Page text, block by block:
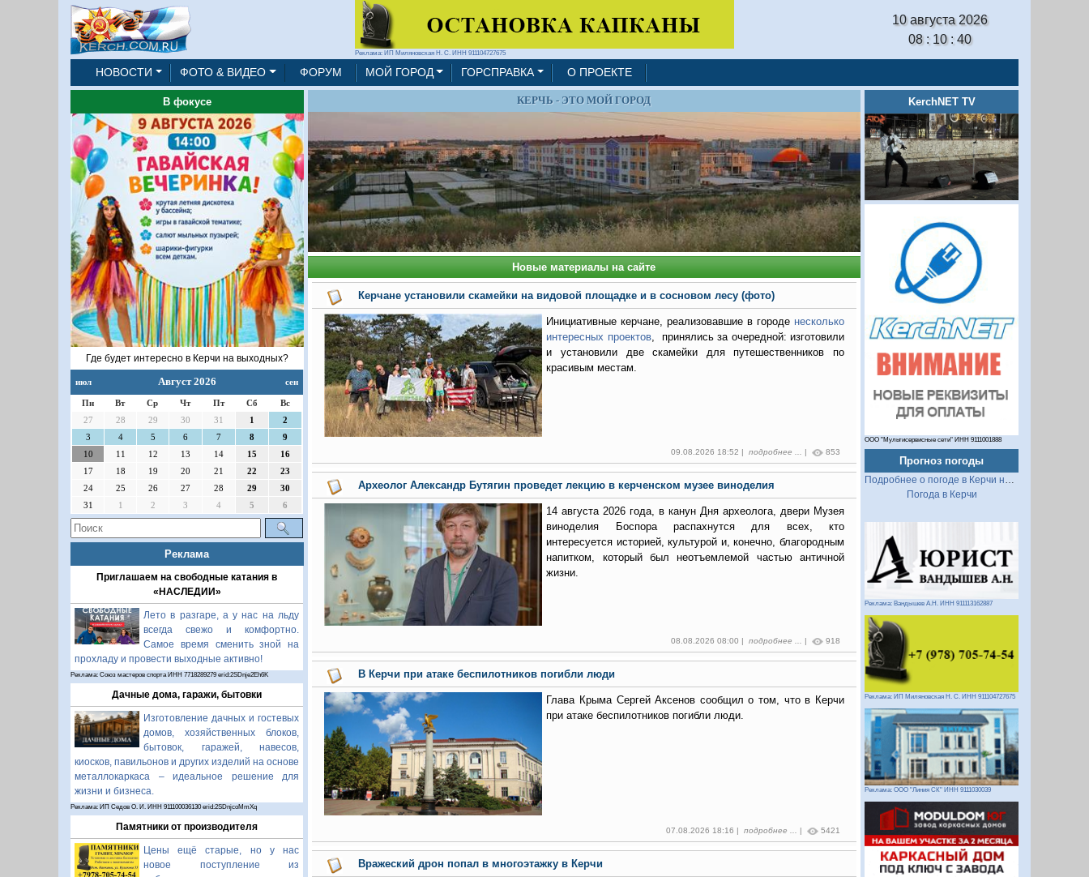
Реклама: ИП Миляновская Н. С. ИНН 911104727675
10 августа 2026
08 : 10 : 41
НОВОСТИ ФОТО & ВИДЕО ФОРУМ МОЙ ГОРОД ГОРСПРАВКА О ПРОЕКТЕ
В фокусе
Где будет интересно в Керчи на выходных?
июл Август 2026 сен
Пн Вт Ср Чт Пт Сб
Вс
27
28 29 30 31 1
2
3
4 5 6 7 8
9
10
11 12 13 14 15
16
17
18 19 20 21 22
23
24
25 26 27 28 29
30
31
1 2 3 4 5 6
Реклама
Приглашаем на свободные катания в
«НАСЛЕДИИ»
Лето в разгаре, а у нас на льду
всегда свежо и комфортно.
Самое время сменить зной на
прохладу и провести выходные активно!
Реклама: Союз мастеров спорта ИНН 7718289279 erid:2SDnje2Eh6K
Дачные дома, гаражи, бытовки
Изготовление дачных и гостевых
домов, хозяйственных блоков,
бытовок, гаражей, навесов,
киосков, павильонов и других изделий на основе
металлокаркаса – идеальное решение для
жизни и бизнеса.
Реклама: ИП Седов О. И. ИНН 911100036130 erid:2SDnjcoMmXq
Памятники от производителя
Цены ещё старые, но у нас
новое поступление из
КЕРЧЬ - ЭТО МОЙ ГОРОД
Новые материалы на сайте
Керчане установили скамейки на видовой площадке и в сосновом лесу (фото)
Инициативные керчане, реализовавшие в городе несколько
интересных проектов, принялись за очередной: изготовили
и установили две скамейки для путешественников по
красивым местам.
09.08.2026 18:52 | подробнее ... | 853
Археолог Александр Бутягин проведет лекцию в керченском музее виноделия
14 августа 2026 года, в канун Дня археолога, двери Музея
виноделия Боспора распахнутся для всех, кто
интересуется историей, культурой и, конечно, благородным
напитком, который был неотъемлемой частью античной
жизни.
08.08.2026 08:00 | подробнее ... 918
В Керчи при атаке беспилотников погибли люди
Глава Крыма Сергей Аксенов сообщил о том, что в Керчи
при атаке беспилотников погибли люди.
07.08.2026 18:16 | подробнее ... | 5421
Вражеский дрон попал в многоэтажку в Керчи
KerchNET TV
ООО "Мультисервисные сети" ИНН 9111001888
Прогноз погоды
Подробнее о погоде в Керчи на 2 недели
Погода в Керчи
Реклама: Вандышев А.Н. ИНН 911113162887
Реклама: ИП Миляновская Н. С. ИНН 911104727675
Реклама: ООО "Линия СК" ИНН 9111030039